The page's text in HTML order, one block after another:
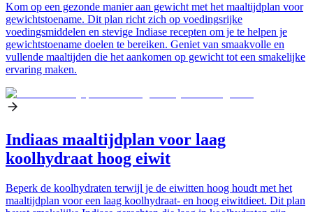
Kom op een gezonde manier aan gewicht met het maaltijdplan voor
gewichtstoename. Dit plan richt zich op voedingsrijke
voedingsmiddelen en stevige Indiase recepten om je te helpen je
gewichtstoename doelen te bereiken. Geniet van smaakvolle en
vullende maaltijden die het aankomen op gewicht tot een smakelijke
ervaring maken.
Indiaas maaltijdplan voor laag
koolhydraat hoog eiwit
Beperk de koolhydraten terwijl je de eiwitten hoog houdt met het
maaltijdplan voor een laag koolhydraat- en hoog eiwitdieet. Dit plan